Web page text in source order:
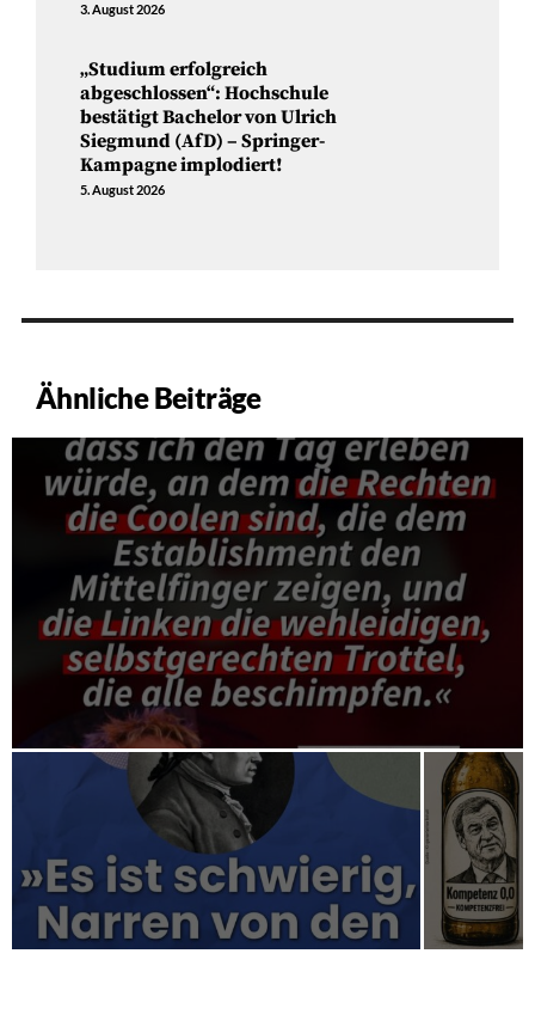
3. August 2026
„Studium erfolgreich
abgeschlossen“: Hochschule
bestätigt Bachelor von Ulrich
Siegmund (AfD) – Springer-
Kampagne implodiert!
5. August 2026
Ähnliche Beiträge